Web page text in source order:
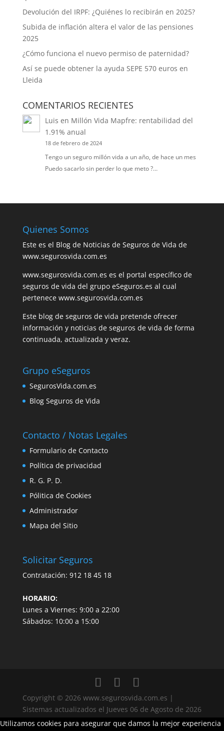
Devolución del IRPF: ¿Quiénes lo recibirán en 2025?
Subida de inflación altera el valor de las pensiones
2025
¿Cómo funciona el nuevo permiso de paternidad?
Así se puede obtener la ayuda SEPE 570 euros en
Lleida
COMENTARIOS RECIENTES
Luis en Millón Vida Mapfre: rentabilidad del
1.91% anual
18 de febrero de 2024
Tengo un seguro millón vida a un año, de hace un mes
Puedo sacarlo sin perder lo que meto ?…
Quienes Somos
Este es el Blog de Noticias de Seguros de Vida de
www.segurosvida.com.es
www.segurosvida.com.es es el portal específico de
seguros de vida del grupo eSeguros.es al cual
pertenece www.segurosvida.com.es
Este blog de seguros de vida pretende ofrecer
información y noticias de seguros de vida de forma
continuada, actualizada y veraz.
Grupo eSeguros
SegurosVida.com.es
Blog Seguros de Vida
Contacto / Notas Legales
Formulario de Contacto
Política de privacidad
R. G. P. D.
Pólitica de Cookies
Administrador
Mapa del Sitio
Solicitar Seguros
Contratación: 912 18 45 18
HORARIO:
Lunes a Viernes: 9:00 a 22:00
Sábados: 10:00 a 15:00
Copyright © 2026 www.segurosvida.com.es |
Sistemas actualizados el Jueves 06 de Agosto de 2026
Utilizamos cookies para asegurar que damos la mejor experiencia